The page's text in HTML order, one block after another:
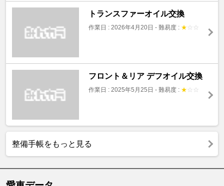
トランスファーオイル交換
作業日 : 2026年4月20日 - 難易度 : ★ ☆ ☆
フロント＆リア デフオイル交換
作業日 : 2025年5月25日 - 難易度 : ★ ☆ ☆
整備手帳をもっと見る